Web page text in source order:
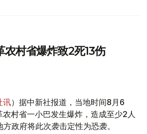
农村省爆炸致2死13伤
讯）据中新社报道，当地时间8月6
农村省一小巴发生爆炸，造成至少2人
政府将此次袭击定性为恐袭。